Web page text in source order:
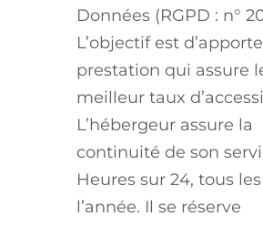
Données (RGPD : n°
L’objectif est
prestation qui assure
meilleur taux
L’hébergeur assure la
continuité de son
Heures sur 24, tous
l’année. Il se réserve